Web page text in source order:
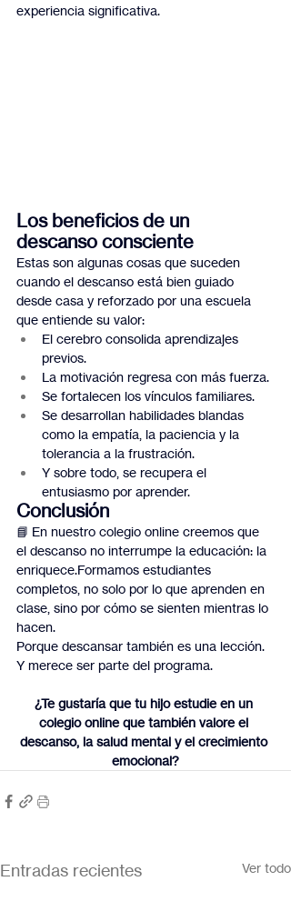
experiencia significativa.
Los beneficios de un
descanso consciente
Estas son algunas cosas que suceden
cuando el descanso está bien guiado
desde casa y reforzado por una escuela
que entiende su valor:
El cerebro consolida aprendizajes
previos.
La motivación regresa con más fuerza.
Se fortalecen los vínculos familiares.
Se desarrollan habilidades blandas
como la empatía, la paciencia y la
tolerancia a la frustración.
Y sobre todo, se recupera el
entusiasmo por aprender.
Conclusión
📘 En nuestro colegio online creemos que
el descanso no interrumpe la educación: la
enriquece.Formamos estudiantes
completos, no solo por lo que aprenden en
clase, sino por cómo se sienten mientras lo
hacen.
Porque descansar también es una lección.
Y merece ser parte del programa.
¿Te gustaría que tu hijo estudie en un
colegio online que también valore el
descanso, la salud mental y el crecimiento
emocional?
Entradas recientes Ver todo